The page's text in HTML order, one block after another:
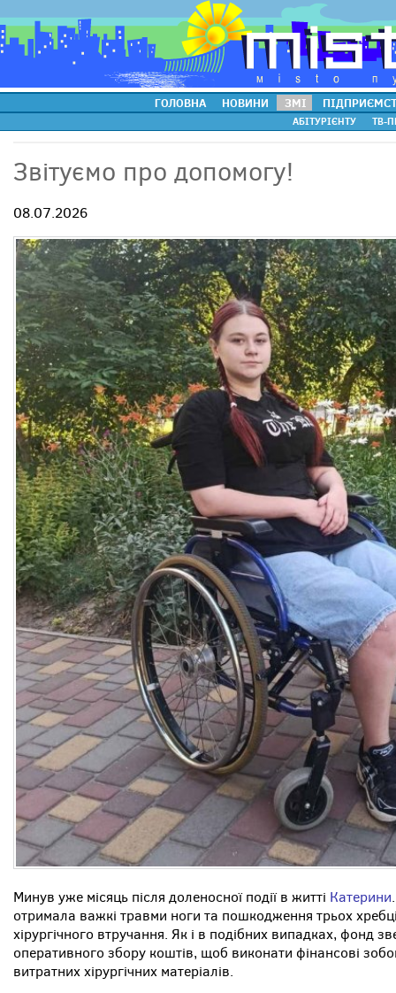
ГОЛОВНА НОВИНИ ЗМІ
АБІТУРІЄНТУ ТВ-
Звітуємо про допомогу!
08.07.2026
Минув уже місяць після доленосної події в житті Катерини
отримала важкі травми ноги та пошкодження трьох
хірургічного втручання. Як і в подібних випадках, фонд
оперативного збору коштів, щоб виконати фінансові
витратних хірургічних матеріалів.